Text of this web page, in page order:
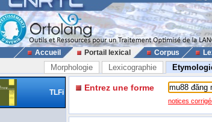
Accueil Portail lexical Corpus
Morphologie Lexicographie
TLFi Entrez une forme
notices